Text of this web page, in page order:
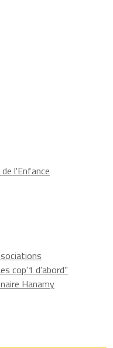
l'Enfance
cop'1 d'abord"
Hanamy